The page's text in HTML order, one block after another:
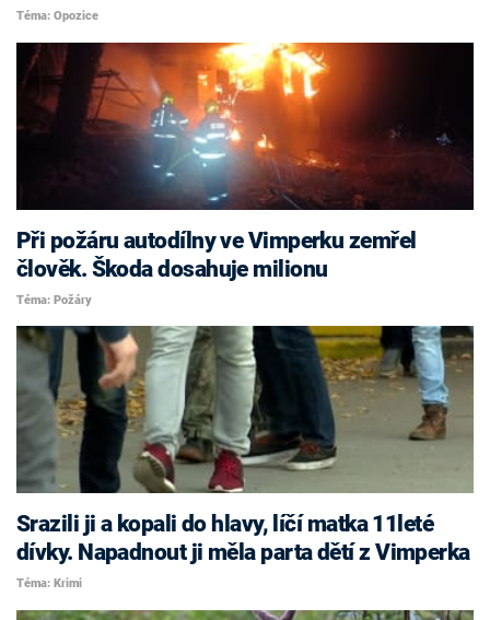
Téma: Opozice
Při požáru autodílny ve Vimperku zemřel
člověk. Škoda dosahuje milionu
Téma: Požáry
Srazili ji a kopali do hlavy, líčí matka 11leté
dívky. Napadnout ji měla parta dětí z Vimperka
Téma: Krimi